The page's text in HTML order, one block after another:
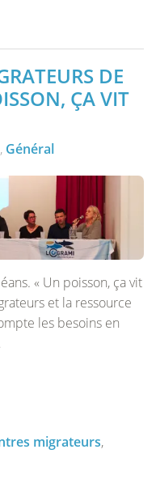
DE
ÇA VIT
, Général
« Un poisson, ça vit
et la ressource
les besoins en
migrateurs,